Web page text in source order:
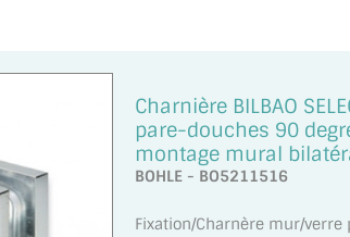
Charnière BILBAO
pare-douches 90
montage mural
BOHLE - BO5211516
Fixation/Charnère mur/